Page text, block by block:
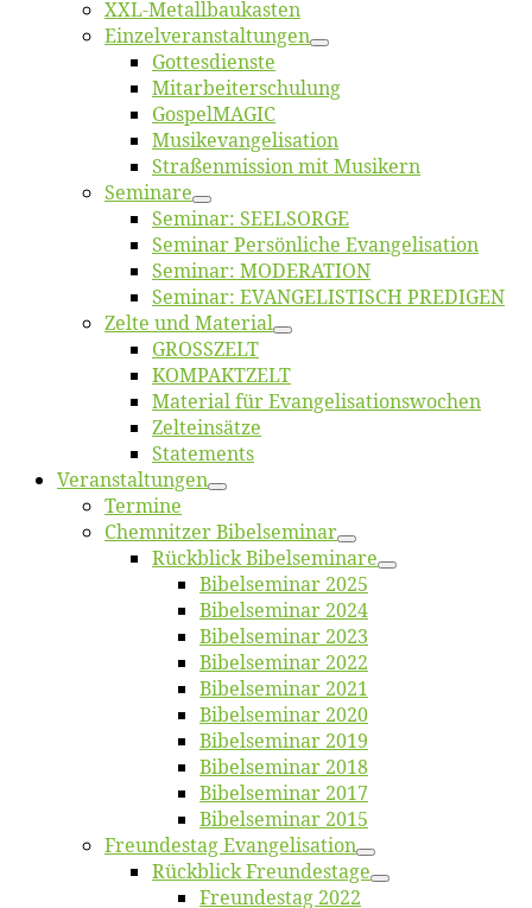
XXL-Me­­tal­l­­bau­­kas­­ten
Einzelver­an­stal­tungen
Got­tes­diens­te
Mitarbeiter­schulung
Gos­pel­MA­GIC
Musikevan­ge­li­sa­tion
Straßenmis­sion mit Musikern
Se­mi­na­re
Se­mi­nar: SEELSORGE
Se­mi­nar Per­sön­li­che Evangelisation
Se­mi­nar: MODERATION
Se­mi­nar: EVANGELISTISCH PREDIGEN
Zel­te und Material
GROSSZELT
KOMPAKTZELT
Ma­te­ri­al für Evangelisationswochen
Zelt­ein­sät­ze
State­ments
Ver­an­stal­tun­gen
Ter­mi­ne
Chemnit­zer Bibelseminar
Rück­blick Bibelseminare
Bi­bel­se­mi­nar 2025
Bi­bel­se­mi­nar 2024
Bi­bel­se­mi­nar 2023
Bi­bel­se­mi­nar 2022
Bi­bel­se­mi­nar 2021
Bi­bel­se­mi­nar 2020
Bi­bel­se­mi­nar 2019
Bi­bel­se­mi­nar 2018
Bibelsemi­nar 2017
Bibelsemi­nar 2015
Freun­des­tag Evangelisation
Rück­blick Freundestage
Freun­des­tag 2022